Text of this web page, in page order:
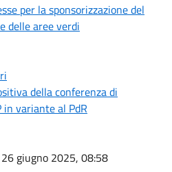
per la sponsorizzazione del
delle aree verdi
della conferenza di
variante al PdR
26 giugno 2025, 08:58